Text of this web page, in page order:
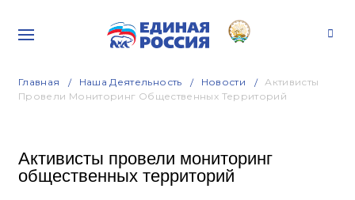
Главная Наша Деятельность Новости
Активисты
Провели Мониторинг Общественных Территорий
Активисты провели мониторинг
общественных территорий